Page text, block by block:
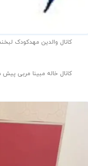
کانال والدین مهدکودک
کانال خاله مبینا مربی